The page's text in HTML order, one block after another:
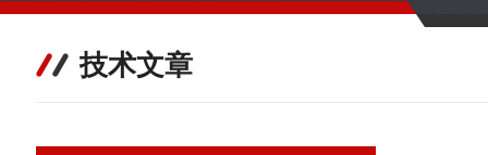
技术文章